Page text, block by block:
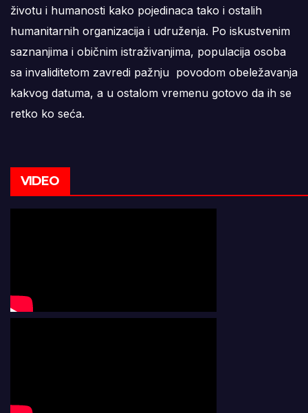
životu i humanosti kako pojedinaca tako i ostalih
humanitarnih organizacija i udruženja. Po iskustvenim
saznanjima i običnim istraživanjima, populacija osoba
sa invaliditetom zavredi pažnju povodom obeležavanja
kakvog datuma, a u ostalom vremenu gotovo da ih se
retko ko seća.
VIDEO